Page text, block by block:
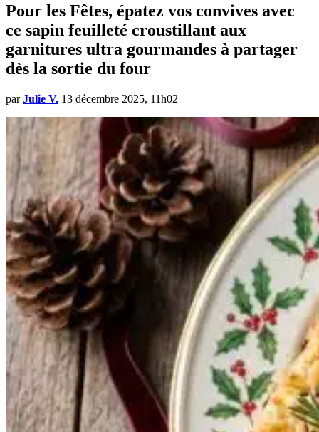
Pour les Fêtes, épatez vos convives avec
ce sapin feuilleté croustillant aux
garnitures ultra gourmandes à partager
dès la sortie du four
par Julie V. 13 décembre 2025, 11h02